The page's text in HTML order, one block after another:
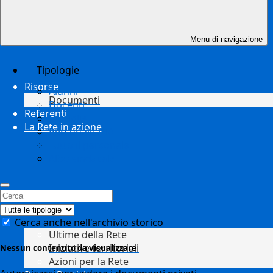
Risorse
Documenti
Referenti
La Rete in azione
Ultime della Rete
Iniziative territoriali
Azioni per la Rete
Menu di navigazione
Tipologie
Alunni
Docenti
Famiglie
Personale ATA
Cerca anche nell'archivio storico
Nessun contenuto da visualizzare